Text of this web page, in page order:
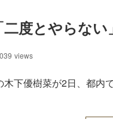
度とやらな
views
木下優樹菜が2日、都内